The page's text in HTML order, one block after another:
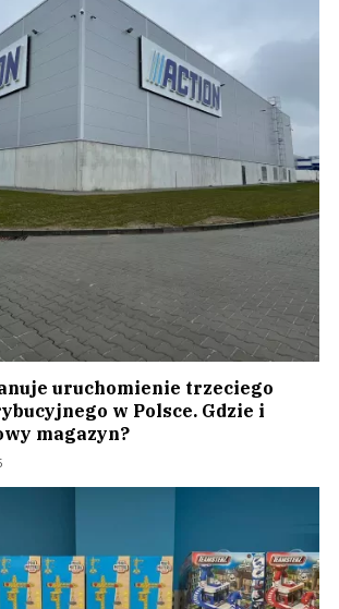
uruchomienie trzeciego
w Polsce. Gdzie i
magazyn?